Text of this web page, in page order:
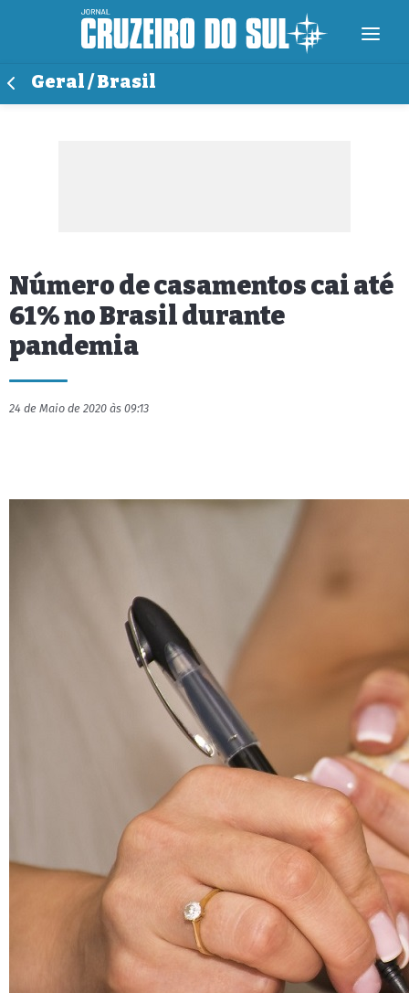
Geral / Brasil
Número de casamentos cai até
61% no Brasil durante
pandemia
24 de Maio de 2020 às 09:13